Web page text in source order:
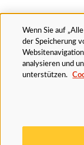
Rechtliches
Wenn Sie auf
der Speicherung
analysieren und
unterstützen.